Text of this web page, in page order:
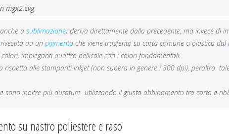
a sublimazione) deriva direttamente dalla precedente, ma invece di
rivestita da un pigmento che viene trasferito su carta comune o plastica dal
impieganti quattro pellicole con i colori fondamentali.
rispetto alle stampanti inkjet (non supera in genere i 300 dpi), peraltro
sono inoltre più durature utilizzando il giusto abbinamento tra carta e
su nastro poliestere e raso